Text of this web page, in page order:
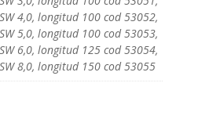
SW 4,0, longitud 100 cod 53052,
SW 5,0, longitud 100 cod 53053,
SW 6,0, longitud 125 cod 53054,
SW 8,0, longitud 150 cod 53055